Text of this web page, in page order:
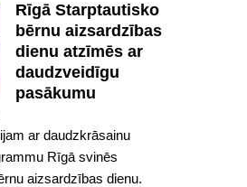
Rīgā Starptautisko
bērnu aizsardzības
dienu atzīmēs ar
daudzveidīgu
pasākumu
ar daudzkrāsainu
Rīgā svinēs
aizsardzības dienu.